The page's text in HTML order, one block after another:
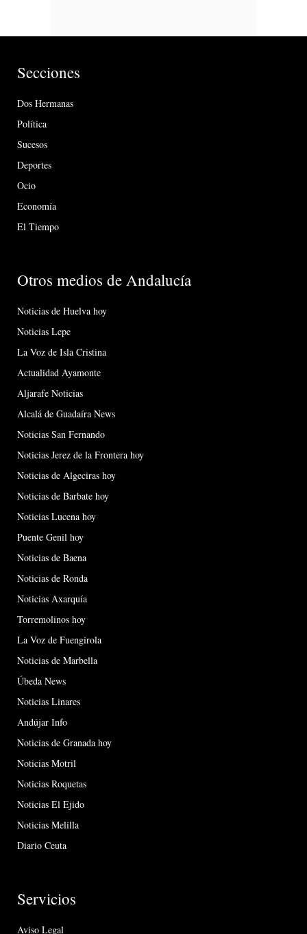
Secciones
Dos Hermanas
Política
Sucesos
Deportes
Ocio
Economía
El Tiempo
Otros medios de Andalucía
Noticias de Huelva hoy
Noticias Lepe
La Voz de Isla Cristina
Actualidad Ayamonte
Aljarafe Noticias
Alcalá de Guadaíra News
Noticias San Fernando
Noticias Jerez de la Frontera hoy
Noticias de Algeciras hoy
Noticias de Barbate hoy
Noticias Lucena hoy
Puente Genil hoy
Noticias de Baena
Noticias de Ronda
Noticias Axarquía
Torremolinos hoy
La Voz de Fuengirola
Noticias de Marbella
Úbeda News
Noticias Linares
Andújar Info
Noticias de Granada hoy
Noticias Motril
Noticias Roquetas
Noticias El Ejido
Noticias Melilla
Diario Ceuta
Servicios
Aviso Legal